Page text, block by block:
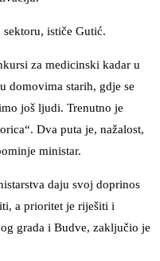
ističe Gutić.
za medicinski kadar u
domovima starih, gdje se
još ljudi. Trenutno je
Dva puta je, nažalost,
ministar.
daju svoj doprinos
a prioritet je riješiti i
grada i Budve, zaključio je